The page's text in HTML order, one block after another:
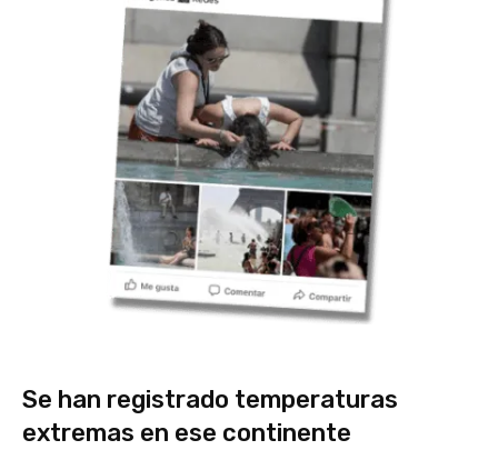
Se han registrado temperaturas
extremas en ese continente